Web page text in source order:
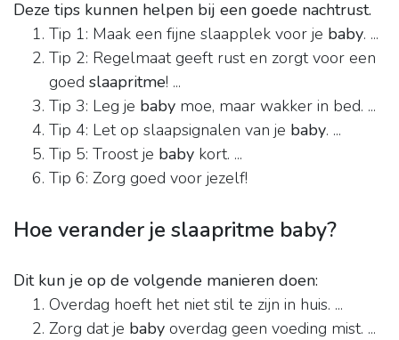
Deze tips kunnen helpen bij een goede nachtrust.
Tip 1: Maak een fijne slaapplek voor je baby. ...
Tip 2: Regelmaat geeft rust en zorgt voor een
goed slaapritme! ...
Tip 3: Leg je baby moe, maar wakker in bed. ...
Tip 4: Let op slaapsignalen van je baby. ...
Tip 5: Troost je baby kort. ...
Tip 6: Zorg goed voor jezelf!
Hoe verander je slaapritme baby?
Dit kun je op de volgende manieren doen:
Overdag hoeft het niet stil te zijn in huis. ...
Zorg dat je baby overdag geen voeding mist. ...